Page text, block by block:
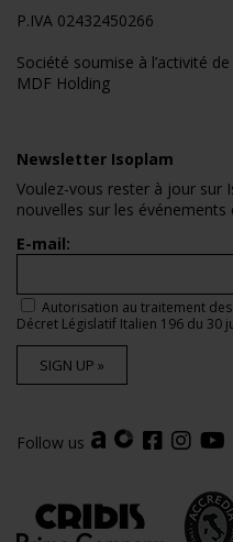
P.IVA 02432450266
Société soumise à l’activité
MDF Holding
Newsletter Isoplam
Voulez-vous rester à jour sur
nouvelles sur les événements
E-mail:
Autorisation au traitement
Décret Législatif Italien 196 du 30
SIGN UP »
Follow us